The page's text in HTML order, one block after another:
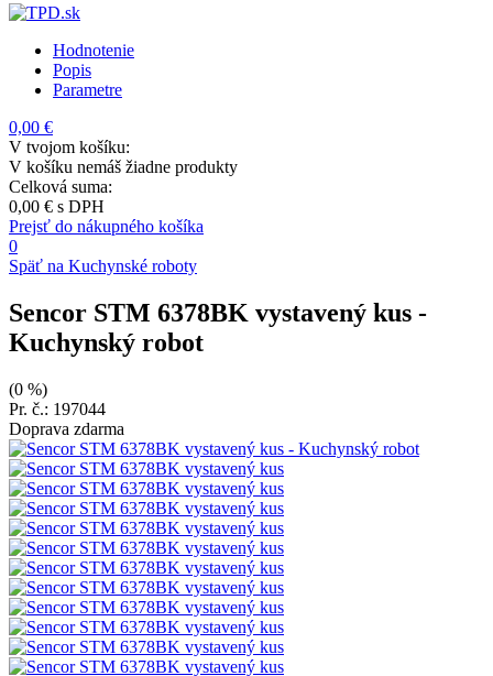
Hodnotenie
Popis
Parametre
0,00 €
V tvojom košíku:
V košíku nemáš žiadne produkty
Celková suma:
0,00 € s DPH
Prejsť do nákupného košíka
0
Späť na Kuchynské roboty
Sencor STM 6378BK vystavený kus -
Kuchynský robot
(0 %)
Pr. č.: 197044
Doprava zdarma